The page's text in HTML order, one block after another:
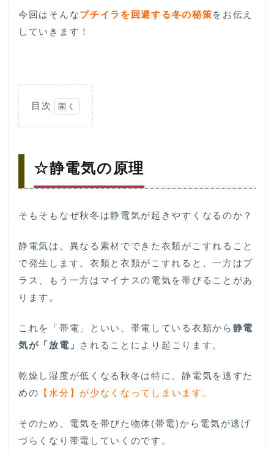
今回はそんなプチイラを回避する冬の秘策をお伝え
していきます！
目次
気
電気
が起
くい
【素
3
☆静
生し
やす
デ、
発生
しに
☆静電気の原理
そもそもなぜ秋冬は静電気が起きやすくなるのか？
静電気は、異なる素材でできた衣類がこすれること
で発生します。衣類と衣類がこすれると、一方はプ
ラス、もう一方はマイナスの電気を帯びることがあ
ります。
これを「帯電」といい、帯電している衣類から 静電
気が「放電」
されることにより起こります。
乾燥し湿度が低くなる秋冬は特に、静電気を逃すた
めの 【水分】が少なくなってしまいます。
そのため、電気を帯びた物体(帯電)から電気が逃げ
づらくなり帯電していくのです。